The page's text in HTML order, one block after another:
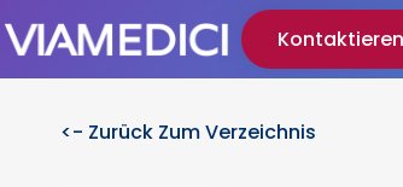
Kontaktieren
<- Zurück Zum Verzeichnis